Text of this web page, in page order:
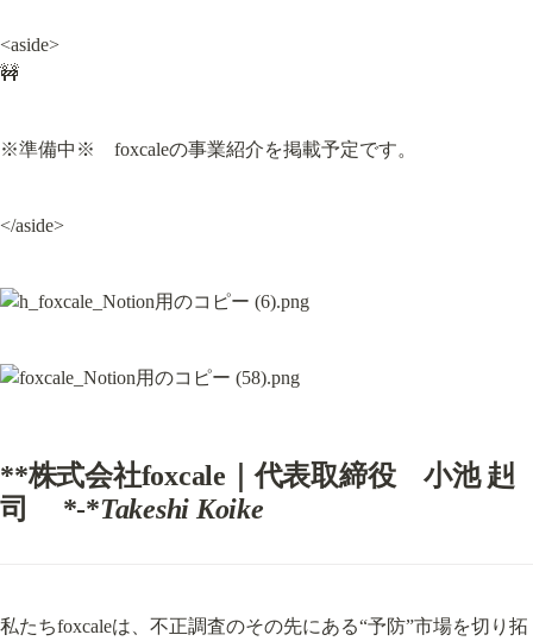
<aside>
🚧
※準備中※　foxcaleの事業紹介を掲載予定です。
</aside>
**株式会社foxcale｜代表取締役　小池 赳
司     *-*Takeshi Koike
私たちfoxcaleは、不正調査のその先にある“予防”市場を切り拓